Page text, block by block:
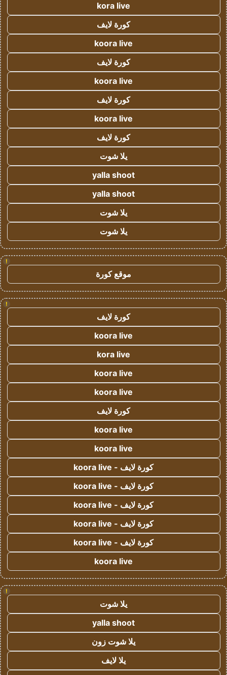
kora live
كورة لايف
koora live
كورة لايف
koora live
كورة لايف
koora live
كورة لايف
يلا شوت
yalla shoot
yalla shoot
يلا شوت
يلا شوت
!
موقع كورة
!
كورة لايف
koora live
kora live
koora live
koora live
كورة لايف
koora live
koora live
كورة لايف - koora live
كورة لايف - koora live
كورة لايف - koora live
كورة لايف - koora live
كورة لايف - koora live
koora live
!
يلا شوت
yalla shoot
يلا شوت زون
يلا لايف